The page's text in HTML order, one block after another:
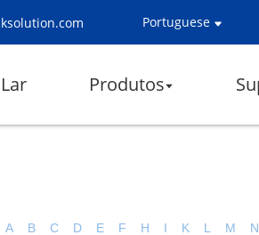
Portuguese
Lar Produtos
A B C D E F H I K L M N